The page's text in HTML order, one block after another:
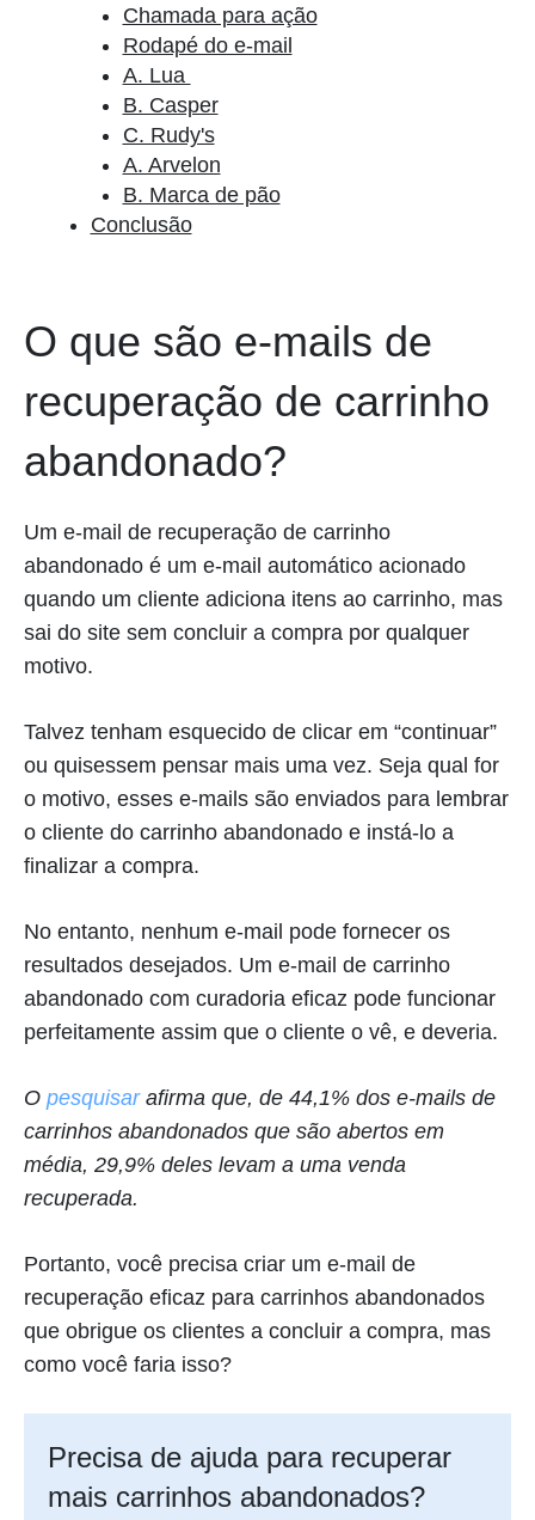
Chamada para ação
Rodapé do e-mail
A. Lua
B. Casper
C. Rudy's
A. Arvelon
B. Marca de pão
Conclusão
O que são e-mails de
recuperação de carrinho
abandonado?
Um e-mail de recuperação de carrinho
abandonado é um e-mail automático acionado
quando um cliente adiciona itens ao carrinho, mas
sai do site sem concluir a compra por qualquer
motivo.
Talvez tenham esquecido de clicar em “continuar”
ou quisessem pensar mais uma vez. Seja qual for
o motivo, esses e-mails são enviados para lembrar
o cliente do carrinho abandonado e instá-lo a
finalizar a compra.
No entanto, nenhum e-mail pode fornecer os
resultados desejados. Um e-mail de carrinho
abandonado com curadoria eficaz pode funcionar
perfeitamente assim que o cliente o vê, e deveria.
O pesquisarafirma que, de 44,1% dos e-mails de
carrinhos abandonados que são abertos em
média, 29,9% deles levam a uma venda
recuperada.
Portanto, você precisa criar um e-mail de
recuperação eficaz para carrinhos abandonados
que obrigue os clientes a concluir a compra, mas
como você faria isso?
Precisa de ajuda para recuperar
mais carrinhos abandonados?